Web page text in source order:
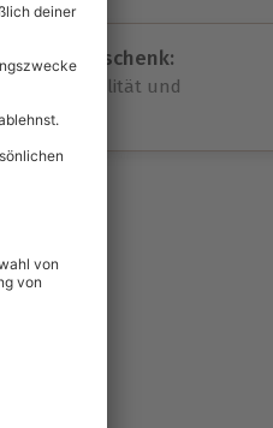
Geschenk:
volle Flexibilität und